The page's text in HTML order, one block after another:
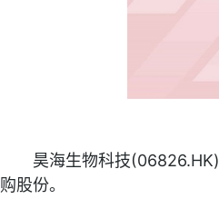
昊海生物科技
购股份。